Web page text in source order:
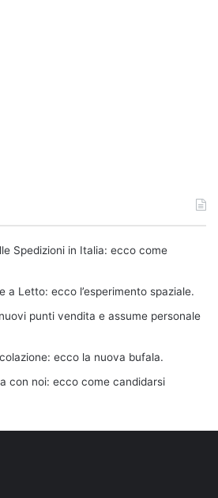
Spedizioni in Italia: ecco come
a Letto: ecco l’esperimento spaziale.
punti vendita e assume personale
ecco la nuova bufala.
con noi: ecco come candidarsi